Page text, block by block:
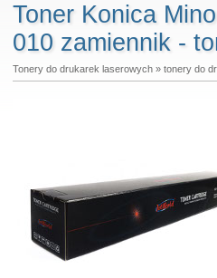
Toner Konica
010 zamiennik -
Tonery do drukarek laserowych» tonery do